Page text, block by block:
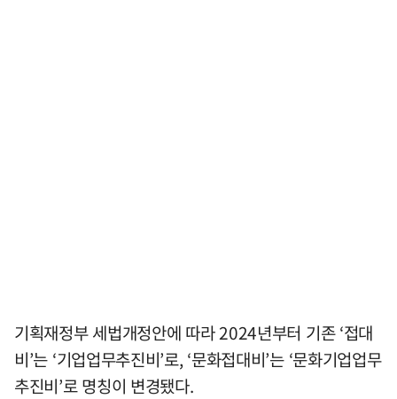
기획재정부 세법개정안에 따라 2024년부터 기존 ‘접대
비’는 ‘기업업무추진비’로, ‘문화접대비’는 ‘문화기업업무
추진비’로 명칭이 변경됐다.